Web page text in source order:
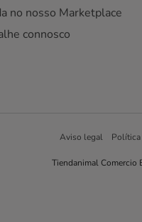
no nosso Marketplace
connosco
Aviso legal Política
Tiendanimal Comercio